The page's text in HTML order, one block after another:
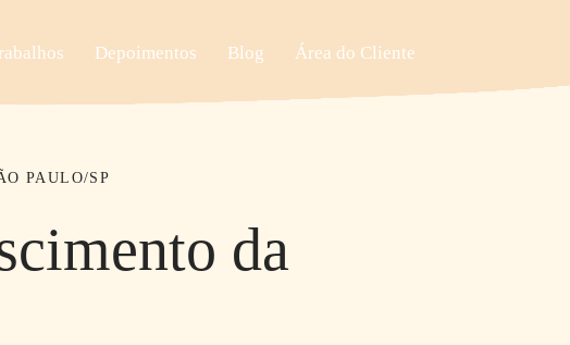
Depoimentos Blog Área do Cliente
PAULO/SP
da